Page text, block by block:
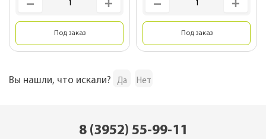
Под заказ Под заказ
Вы нашли, что искали? Да Нет
8 (3952) 55-99-11